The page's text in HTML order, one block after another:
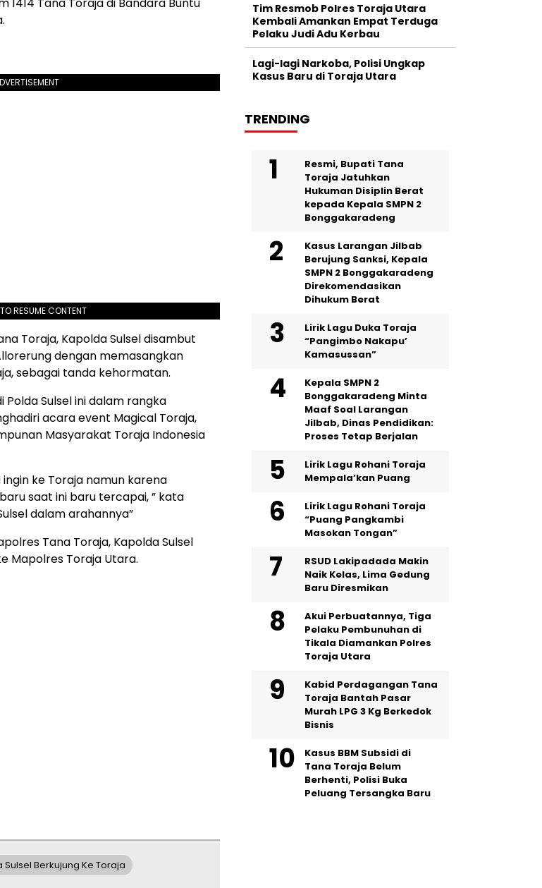
1414 Tana Toraja di Bandara Buntu
RESUME CONTENT
Toraja, Kapolda Sulsel disambut
dengan memasangkan
sebagai tanda kehormatan.
Sulsel ini dalam rangka
acara event Magical Toraja,
Masyarakat Toraja Indonesia
ke Toraja namun karena
saat ini baru tercapai, ” kata
dalam arahannya”
Tana Toraja, Kapolda Sulsel
Mapolres Toraja Utara.
Sulsel Berkujung Ke Toraja
Tim Resmob Polres Toraja Utara
Kembali Amankan Empat Terduga
Pelaku Judi Adu Kerbau
Lagi-lagi Narkoba, Polisi Ungkap
Kasus Baru di Toraja Utara
TRENDING
Resmi, Bupati Tana
Toraja Jatuhkan
Hukuman Disiplin Berat
kepada Kepala SMPN 2
Bonggakaradeng
Kasus Larangan Jilbab
Berujung Sanksi, Kepala
SMPN 2 Bonggakaradeng
Direkomendasikan
Dihukum Berat
Lirik Lagu Duka Toraja
“Pangimbo Nakapu’
Kamasussan”
Kepala SMPN 2
Bonggakaradeng Minta
Maaf Soal Larangan
Jilbab, Dinas Pendidikan:
Proses Tetap Berjalan
Lirik Lagu Rohani Toraja
Mempala’kan Puang
Lirik Lagu Rohani Toraja
“Puang Pangkambi
Masokan Tongan”
RSUD Lakipadada Makin
Naik Kelas, Lima Gedung
Baru Diresmikan
Akui Perbuatannya, Tiga
Pelaku Pembunuhan di
Tikala Diamankan Polres
Toraja Utara
Kabid Perdagangan Tana
Toraja Bantah Pasar
Murah LPG 3 Kg Berkedok
Bisnis
Kasus BBM Subsidi di
Tana Toraja Belum
Berhenti, Polisi Buka
Peluang Tersangka Baru